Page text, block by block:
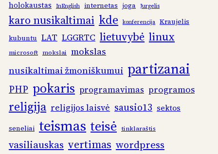
holokaustas
InEnglish internetas joga Jurgelis
karo nusikaltimai kde konferencija Kraujelis
kubuntu LAT LGGRTC lietuvybė linux
microsoft mokslai mokslas
nusikaltimai žmoniškumui partizanai
PHP pokaris programavimas programos
religija religijos laisvė sausio13 sektos
seneliai teismas teisė tinklaraštis
vasiliauskas vertimas wordpress